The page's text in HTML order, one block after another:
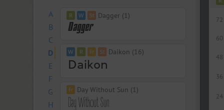
A
B
C
D
E
F
G
H
Dagger (1)
Daikon (16)
Day Without Sun (1)